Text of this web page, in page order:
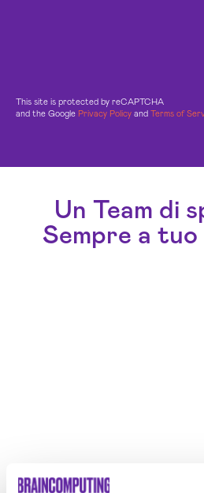
This site is protected by reCAPTCHA
and the Google Privacy Policy and Terms of
Un Team di
Sempre a